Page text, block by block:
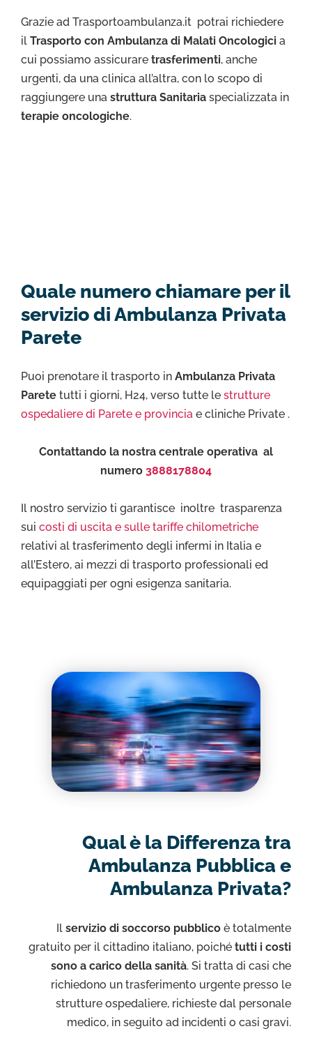
Grazie ad Trasportoambulanza.it potrai richiedere
il Trasporto con Ambulanza di Malati Oncologici a
cui possiamo assicurare trasferimenti, anche
urgenti, da una clinica all’altra, con lo scopo di
raggiungere una struttura Sanitaria specializzata in
terapie oncologiche.
Quale numero chiamare per il
servizio di Ambulanza Privata
Parete
Puoi prenotare il trasporto in Ambulanza Privata
Parete tutti i giorni, H24, verso tutte le strutture
ospedaliere di Parete e provincia e cliniche Private .
Contattando la nostra centrale operativa al
numero 3888178804
Il nostro servizio ti garantisce inoltre trasparenza
sui costi di uscita e sulle tariffe chilometriche
relativi al trasferimento degli infermi in Italia e
all’Estero, ai mezzi di trasporto professionali ed
equipaggiati per ogni esigenza sanitaria.
Qual è la Differenza tra
Ambulanza Pubblica e
Ambulanza Privata?
Il servizio di soccorso pubblico è totalmente
gratuito per il cittadino italiano, poiché tutti i costi
sono a carico della sanità. Si tratta di casi che
richiedono un trasferimento urgente presso le
strutture ospedaliere, richieste dal personale
medico, in seguito ad incidenti o casi gravi.